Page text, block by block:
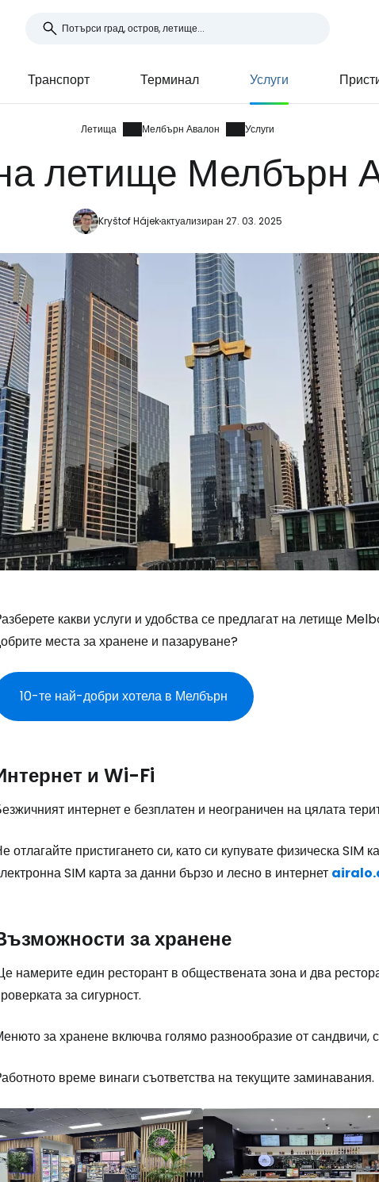
Транспорт Терминал Услуги
Летища Мелбърн Авалон Услуги
летище Мелбърн
Kryštof Hájekактуализиран 27. 03. 2025
какви услуги и удобства се предлагат на летище
места за хранене и пазаруване?
10-те най-добри хотела в Мелбърн
и Wi-Fi
интернет е безплатен и неограничен на цялата
отлагайте пристигането си, като си купувате физическа SIM
SIM карта за данни бързо и лесно в интернет
за хранене
намерите един ресторант в обществената зона и два
за сигурност.
за хранене включва голямо разнообразие от сандвичи,
време винаги съответства на текущите заминавания.